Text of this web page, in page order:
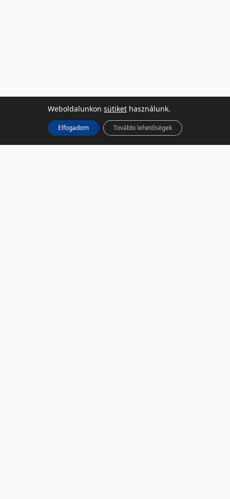
Weboldalunkon sütiket használunk.
Elfogadom További lehetőségek